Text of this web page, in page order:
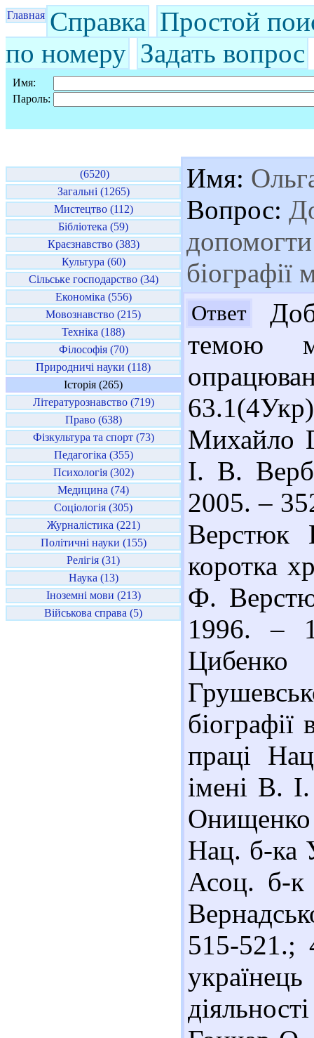
Главная Справка Простой
по номеру Задать вопрос
Имя:
Пароль:
(6520)
Загальні (1265)
Мистецтво (112)
Бібліотека (59)
Краєзнавство (383)
Культура (60)
Сільське господарство (34)
Економіка (556)
Мовознавство (215)
Техніка (188)
Філософія (70)
Природничі науки (118)
Історія (265)
Літературознавство (719)
Право (638)
Фізкультура та спорт (73)
Педагогіка (355)
Психологія (302)
Медицина (74)
Соціологія (305)
Журналістика (221)
Політичні науки (155)
Релігія (31)
Наука (13)
Іноземні мови (213)
Військова справа (5)
Имя:
Вопрос:
біографії
Ответ
темою
Михайло
І. В.
2005. –
коротка
Ф.
1996. –
праці
імені В.
Онищенко
Нац. б-ка
Асоц. б-
515-521.;